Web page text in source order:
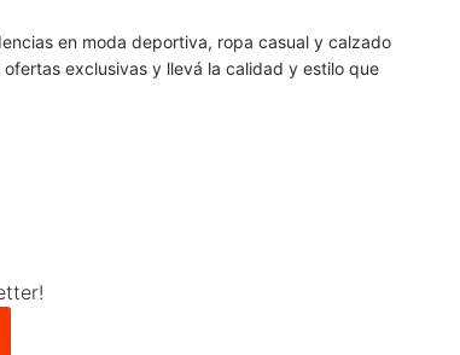
en moda deportiva, ropa casual y calzado
exclusivas y llevá la calidad y estilo que